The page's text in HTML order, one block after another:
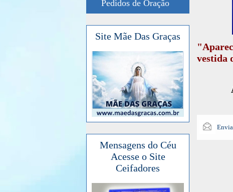
Pedidos de Oração
Site Mãe Das Graças
Mensagens do Céu
Acesse o Site
Ceifadores
vestida